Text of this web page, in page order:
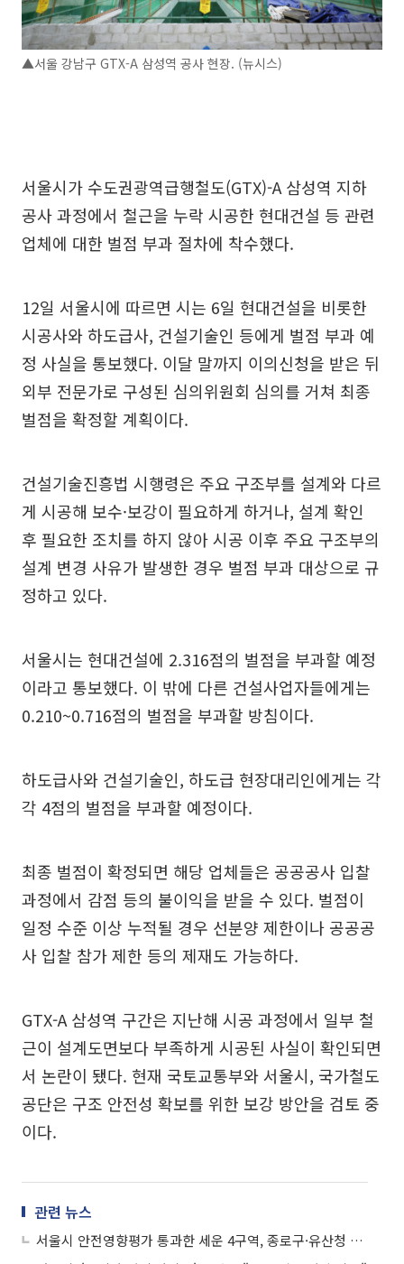
▲서울 강남구 GTX-A 삼성역 공사 현장. (뉴시스)
서울시가 수도권광역급행철도(GTX)-A 삼성역 지하
공사 과정에서 철근을 누락 시공한 현대건설 등 관련
업체에 대한 벌점 부과 절차에 착수했다.
12일 서울시에 따르면 시는 6일 현대건설을 비롯한
시공사와 하도급사, 건설기술인 등에게 벌점 부과 예
정 사실을 통보했다. 이달 말까지 이의신청을 받은 뒤
외부 전문가로 구성된 심의위원회 심의를 거쳐 최종
벌점을 확정할 계획이다.
건설기술진흥법 시행령은 주요 구조부를 설계와 다르
게 시공해 보수·보강이 필요하게 하거나, 설계 확인
후 필요한 조치를 하지 않아 시공 이후 주요 구조부의
설계 변경 사유가 발생한 경우 벌점 부과 대상으로 규
정하고 있다.
서울시는 현대건설에 2.316점의 벌점을 부과할 예정
이라고 통보했다. 이 밖에 다른 건설사업자들에게는
0.210~0.716점의 벌점을 부과할 방침이다.
하도급사와 건설기술인, 하도급 현장대리인에게는 각
각 4점의 벌점을 부과할 예정이다.
최종 벌점이 확정되면 해당 업체들은 공공공사 입찰
과정에서 감점 등의 불이익을 받을 수 있다. 벌점이
일정 수준 이상 누적될 경우 선분양 제한이나 공공공
사 입찰 참가 제한 등의 제재도 가능하다.
GTX-A 삼성역 구간은 지난해 시공 과정에서 일부 철
근이 설계도면보다 부족하게 시공된 사실이 확인되면
서 논란이 됐다. 현재 국토교통부와 서울시, 국가철도
공단은 구조 안전성 확보를 위한 보강 방안을 검토 중
이다.
관련 뉴스
서울시 안전영향평가 통과한 세운 4구역, 종로구·유산청 문턱 넘어설까